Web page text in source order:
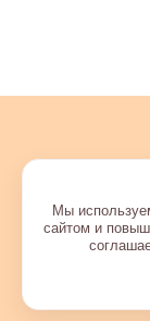
Мы
сайтом и